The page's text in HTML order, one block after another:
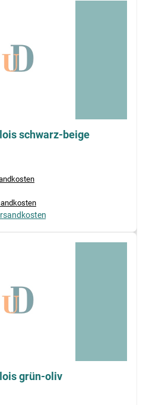
schwarz-beige
grün-oliv